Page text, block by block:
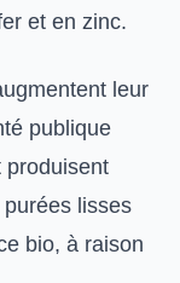
et en zinc.
leur
publique
produisent
purées lisses
bio, à raison